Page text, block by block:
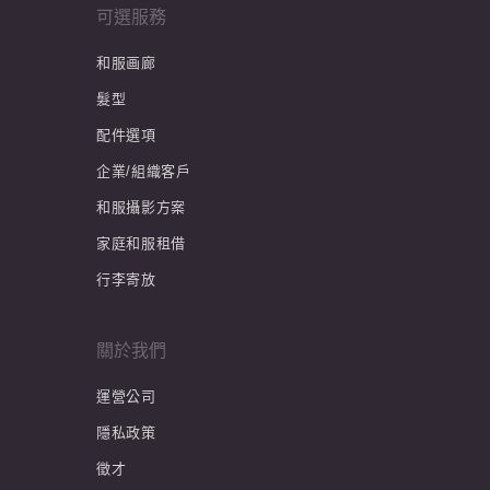
可選服務
和服画廊
髮型
配件選項
企業/組織客戶
和服攝影方案
家庭和服租借
行李寄放
關於我們
運營公司
隱私政策
徵才